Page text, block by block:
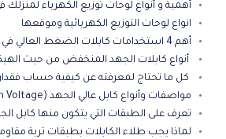
أهمية و أنواع لوحات توزيع الكهرباء لمنزلك في
انواع لوحات التوزيع الكهربائية وموقعها
أهم 4 استخدامات كابلات الضغط العالي في نقل الطاقة 2026
أنواع كابلات الجهد المنخفض من حيث الهيكل
كل ما تحتاج لمعرفته عن كيفية حساب
مواصفات وأنواع كابل عالي الجهد (High Voltage) لعام 2026
تعرف على الطبقات التي يتكون منها كابل الجهد
لماذا يجب طلاء الكابلات بطبقات تربة